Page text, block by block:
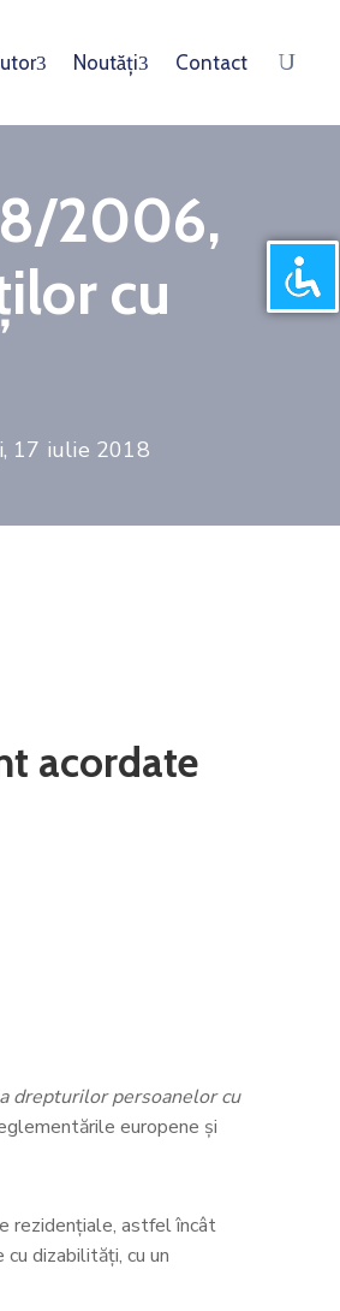
Noutăți Contact
2006,
cu
17 iulie 2018
acordate
drepturilor persoanelor cu
europene și
rezidențiale, astfel încât
dizabilități, cu un